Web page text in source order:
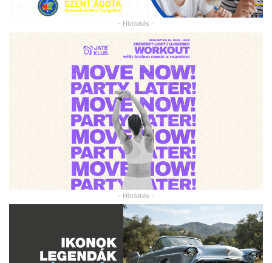
- Hirdetés -
- Hirdetés -